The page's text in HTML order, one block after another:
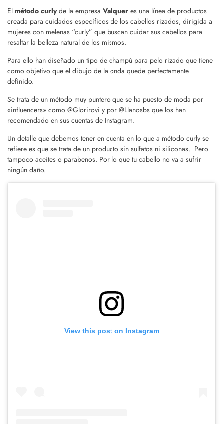
El método curlyde la empresa Valquer es una línea de productos
creada para cuidados específicos de los cabellos rizados, dirigida a
mujeres con melenas “curly” que buscan cuidar sus cabellos para
resaltar la belleza natural de los mismos.
Para ello han diseñado un tipo de champú para pelo rizado que tiene
como objetivo que el dibujo de la onda quede perfectamente
definido.
Se trata de un método muy puntero que se ha puesto de moda por
«influencers» como @Glorirovi y por @Llanosbs que los han
recomendado en sus cuentas de Instagram.
Un detalle que debemos tener en cuenta en lo que a método curly se
refiere es que se trata de un producto sin sulfatos ni siliconas. Pero
tampoco aceites o parabenos. Por lo que tu cabello no va a sufrir
ningún daño.
View this post on Instagram